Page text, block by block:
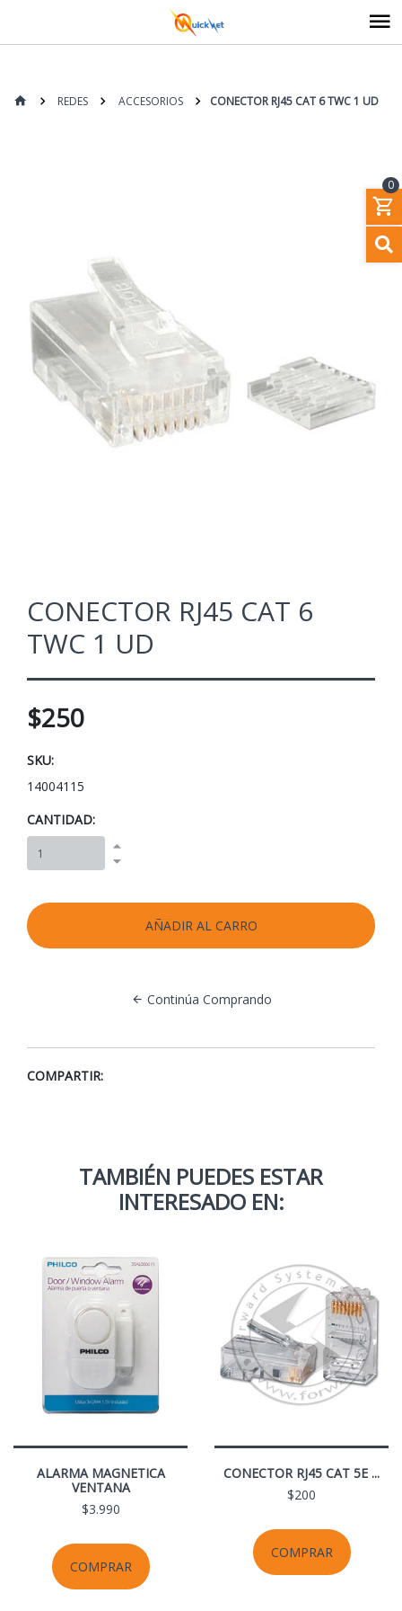
0
REDES ACCESORIOS CONECTOR RJ45 CAT 6 TWC 1 UD
CONECTOR RJ45 CAT 6
TWC 1 UD
$250
SKU:
14004115
CANTIDAD:
Continúa Comprando
COMPARTIR:
TAMBIÉN PUEDES ESTAR
INTERESADO EN:
ALARMA MAGNETICA
VENTANA
$3.990
COMPRAR
CONECTOR RJ45 CAT 5E ...
$200
COMPRAR